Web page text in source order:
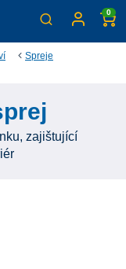
0
Spreje
zajištující